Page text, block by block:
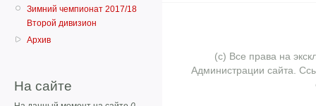
Зимний чемпионат 2017/18
Второй дивизион
Архив
На сайте
(с) Все права на
Администрации сайта.